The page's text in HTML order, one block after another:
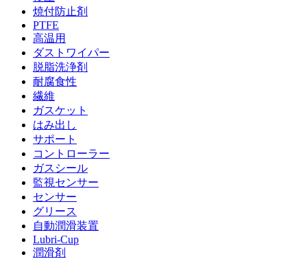
焼付防止剤
PTFE
高温用
ダストワイパー
脱脂洗浄剤
耐腐食性
繊維
ガスケット
はみ出し
サポート
コントローラー
ガスシール
監視センサー
センサー
グリース
自動潤滑装置
Lubri-Cup
潤滑剤